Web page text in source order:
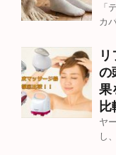
「
カ
の
果
比
ヤ
し